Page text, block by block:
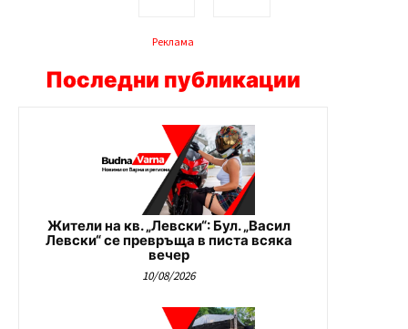
Реклама
Последни публикации
Жители на кв. „Левски“: Бул. „Васил
Левски“ се превръща в писта всяка
вечер
10/08/2026